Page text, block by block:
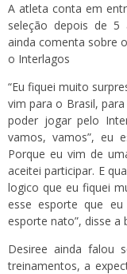
A atleta conta em
seleção depois de
ainda comenta sobre
o Interlagos
“Eu fiquei muito
vim para o Brasil,
poder jogar pelo
vamos, vamos”, eu
Porque eu vim de
aceitei participar. E
logico que eu fiquei
esse esporte que
esporte nato”, disse a
Desiree ainda falou
treinamentos, a